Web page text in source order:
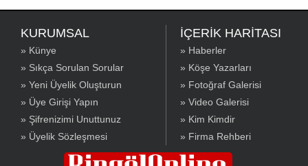
KURUMSAL
» Künye
» Sıkça Sorulan Sorular
» Yeni Üyelik Oluşturun
» Üye Girişi Yapın
» Şifrenizimi Unuttunuz
» Üyelik Sözleşmesi
İÇERİK HARİTASI
» Haberler
» Köşe Yazarları
» Fotoğraf Galerisi
» Video Galerisi
» Kim Kimdir
» Firma Rehberi